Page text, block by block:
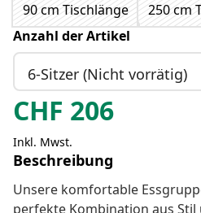
90 cm Tischlänge
250 cm
Anzahl der Artikel
6-Sitzer (Nicht vorrätig)
CHF 206
Inkl. Mwst.
Beschreibung
Unsere komfortable
perfekte Kombination aus